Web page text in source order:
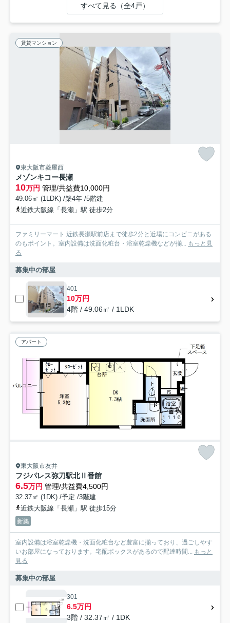
すべて見る（全4戸）
賃貸マンション
東大阪市菱屋西
メゾンキコー長瀬
10万円 管理/共益費10,000円
49.06㎡ (1LDK) /築4年 /5階建
近鉄大阪線「長瀬」駅 徒歩2分
ファミリーマート 近鉄長瀬駅前店まで徒歩2分と近場にコンビニがある
のもポイント。室内設備は洗面化粧台・浴室乾燥機などが揃...
もっと見
る
募集中の部屋
401
10万円
4階 / 49.06㎡ / 1LDK
アパート
東大阪市友井
フジパレス弥刀駅北Ⅱ番館
6.5万円 管理/共益費4,500円
32.37㎡ (1DK) /予定 /3階建
近鉄大阪線「長瀬」駅 徒歩15分
新築
室内設備は浴室乾燥機・洗面化粧台など豊富に揃っており、過ごしやす
いお部屋になっております。宅配ボックスがあるので配達時間...
もっと
見る
募集中の部屋
301
6.5万円
3階 / 32.37㎡ / 1DK